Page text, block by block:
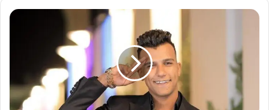
مطرب
صاصا
وآخرون
محالون
محكمة